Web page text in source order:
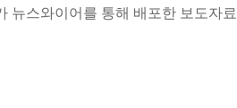
뉴스와이어를 통해 배포한 보도자